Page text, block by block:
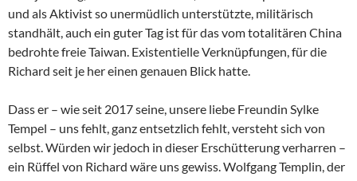
und als Aktivist so unermüdlich unterstützte, militärisch
standhält, auch ein guter Tag ist für das vom totalitären China
bedrohte freie Taiwan. Existentielle Verknüpfungen, für die
Richard seit je her einen genauen Blick hatte.
Dass er – wie seit 2017 seine, unsere liebe Freundin Sylke
Tempel – uns fehlt, ganz entsetzlich fehlt, versteht sich von
selbst. Würden wir jedoch in dieser Erschütterung verharren –
ein Rüffel von Richard wäre uns gewiss. Wolfgang Templin, der